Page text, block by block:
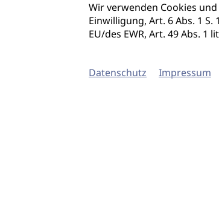
Wir verwenden Cookies
Einwilligung, Art. 6 Abs. 1
EU/des EWR, Art. 49 Abs. 1
Datenschutz Impressum